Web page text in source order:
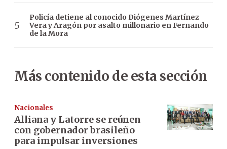
Policía detiene al conocido Diógenes Martínez
Vera y Aragón por asalto millonario en Fernando
de la Mora
Más contenido de esta sección
Nacionales
Alliana y Latorre se reúnen
con gobernador brasileño
para impulsar inversiones